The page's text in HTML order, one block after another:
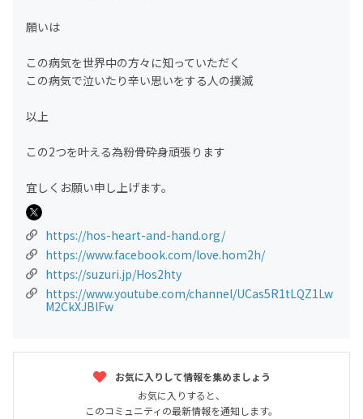
願いは
この病気を世界中の方々に知っていただく
この病気で泣いたり辛い思いをする人の撲滅
以上
この2つを叶える為粉骨砕身頑張ります
宜しくお願い申し上げます。
https://hos-heart-and-hand.org/
https://www.facebook.com/love.hom2h/
https://suzuri.jp/Hos2hty
https://www.youtube.com/channel/UCas5R1tLQZ1Lw
M2CkXJBlFw
お気に入りして情報を集めましょう
お気に入りすると、
このコミュニティの最新情報を通知します。